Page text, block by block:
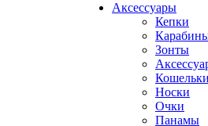
Аксессуары
Кепки
Зонты
Кошельки
Носки
Очки
Панамы